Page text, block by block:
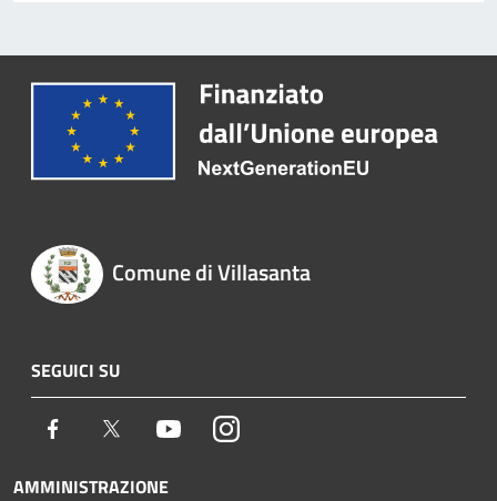
Comune di Villasanta
SEGUICI SU
Facebook Twitter YoutubeInstagram
AMMINISTRAZIONE